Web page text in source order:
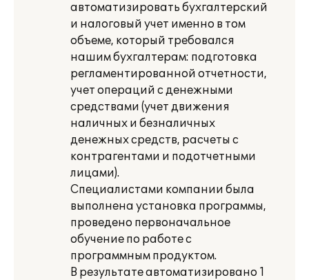
автоматизировать бухгалтерский
и налоговый учет именно в том
объеме, который требовался
нашим бухгалтерам: подготовка
регламентированной отчетности,
учет операций с денежными
средствами (учет движения
наличных и безналичных
денежных средств, расчеты с
контрагентами и подотчетными
лицами).
Специалистами компании была
выполнена установка программы,
проведено первоначальное
обучение по работе с
программным продуктом.
В результате автоматизировано 1